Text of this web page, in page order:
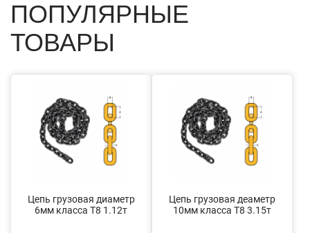
ПОПУЛЯРНЫЕ
ТОВАРЫ
Цепь грузовая диаметр
6мм класса Т8 1.12т
Цепь грузовая деаметр
10мм класса Т8 3.15т